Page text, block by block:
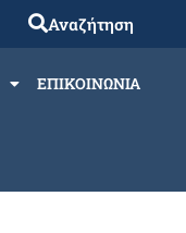
Αναζήτηση
ΕΠΙΚΟΙΝΩΝΙΑ